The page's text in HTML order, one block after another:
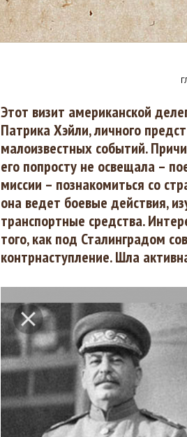
В
ы
з
д
е
ь
Этот визит американской
Патрика Хэйли, личного
малоизвестных событий.
его попросту не освещала –
миссии – познакомиться со
она ведет боевые действия,
транспортные средства.
того, как под Сталинградом
контрнаступление. Шла